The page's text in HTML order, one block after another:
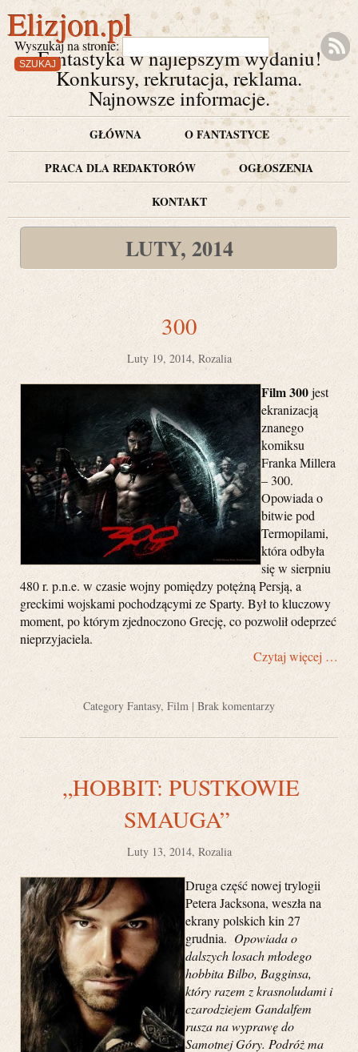
Wyszukaj na stronie:
Elizjon.pl
Fantastyka w najlepszym wydaniu!
Konkursy, rekrutacja, reklama.
Najnowsze informacje.
GŁÓWNA
O FANTASTYCE
PRACA DLA REDAKTORÓW
OGŁOSZENIA
KONTAKT
LUTY, 2014
300
Luty 19, 2014, Rozalia
Film 300jest
ekranizacją
znanego
komiksu
Franka Millera
– 300.
Opowiada o
bitwie pod
Termopilami,
która odbyła
się w sierpniu
480 r. p.n.e. w czasie wojny pomiędzy potężną Persją, a
greckimi wojskami pochodzącymi ze Sparty. Był to kluczowy
moment, po którym zjednoczono Grecję, co pozwolił odeprzeć
nieprzyjaciela.
Czytaj więcej …
Category Fantasy, Film | Brak komentarzy
„HOBBIT: PUSTKOWIE
SMAUGA”
Luty 13, 2014, Rozalia
Druga część nowej trylogii
Petera Jacksona, weszła na
ekrany polskich kin 27
grudnia. Opowiada o
dalszych losach młodego
hobbita Bilbo, Bagginsa,
który razem z krasnoludami i
czarodziejem Gandalfem
rusza na wyprawę do
Samotnej Góry. Podróż ma